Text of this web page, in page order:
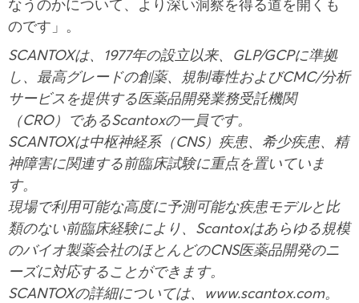
なうのかについて、より深い洞察を得る道を開くも
のです」。
SCANTOXは、1977年の設立以来、GLP/GCPに準拠
し、最高グレードの創薬、規制毒性およびCMC/分析
サービスを提供する医薬品開発業務受託機関
（CRO）であるScantoxの一員です。
SCANTOXは中枢神経系（CNS）疾患、希少疾患、精
神障害に関連する前臨床試験に重点を置いていま
す。
現場で利用可能な高度に予測可能な疾患モデルと比
類のない前臨床経験により、Scantoxはあらゆる規模
のバイオ製薬会社のほとんどのCNS医薬品開発のニ
ーズに対応することができます。
SCANTOXの詳細については、www.scantox.com。